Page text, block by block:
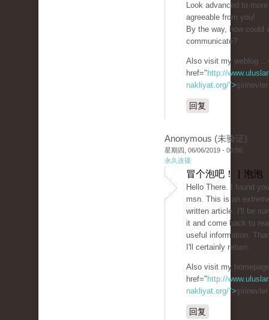
Look advanced to
agreeable from you!
By the way, how could
communicate?
Also visit my weblog ::
href=" http://
nakliyat.org/">
回复
Anonymous (未验证)
星期四, 06/06/2019 - 00:56
永久连接
冒个泡吧！ | 泡泡
Hello There. I found
msn. This is an
written article. I'll be
it and come back to
useful information.
I'll certainly return.
Also visit my
href=" http://
nakliyat.org/">
回复